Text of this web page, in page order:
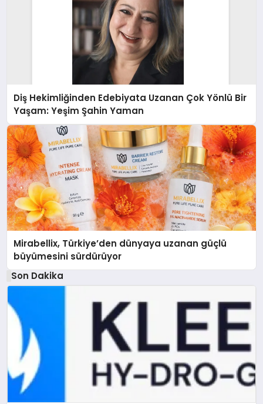
Diş Hekimliğinden Edebiyata Uzanan Çok Yönlü Bir
Yaşam: Yeşim Şahin Yaman
Mirabellix, Türkiye’den dünyaya uzanan güçlü
büyümesini sürdürüyor
Son Dakika